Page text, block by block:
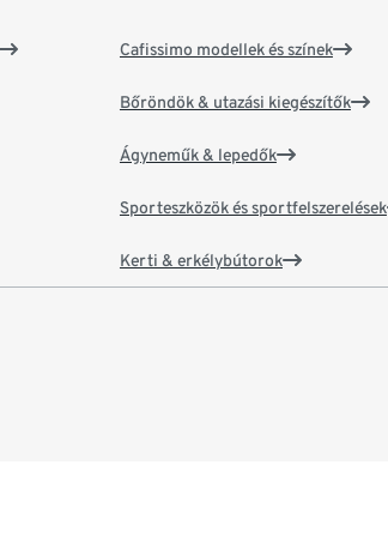
Cafissimo modellek és színek
Bőröndök & utazási kiegészítők
Ágyneműk & lepedők
Sporteszközök és sportfelszerelések
Kerti & erkélybútorok